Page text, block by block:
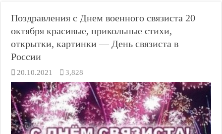
Поздравления с Днем военного связиста 20
октября красивые, прикольные стихи,
открытки, картинки — День связиста в
России
20.10.2021 3,828